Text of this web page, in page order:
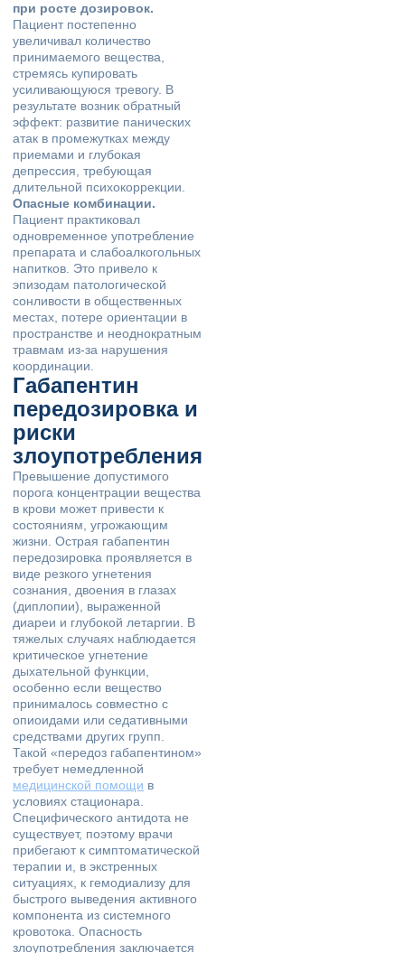
при росте дозировок.
Пациент постепенно
увеличивал количество
принимаемого вещества,
стремясь купировать
усиливающуюся тревогу. В
результате возник обратный
эффект: развитие панических
атак в промежутках между
приемами и глубокая
депрессия, требующая
длительной психокоррекции.
Опасные комбинации.
Пациент практиковал
одновременное употребление
препарата и слабоалкогольных
напитков. Это привело к
эпизодам патологической
сонливости в общественных
местах, потере ориентации в
пространстве и неоднократным
травмам из-за нарушения
координации.
Габапентин
передозировка и
риски
злоупотребления
Превышение допустимого
порога концентрации вещества
в крови может привести к
состояниям, угрожающим
жизни. Острая габапентин
передозировка проявляется в
виде резкого угнетения
сознания, двоения в глазах
(диплопии), выраженной
диареи и глубокой летаргии. В
тяжелых случаях наблюдается
критическое угнетение
дыхательной функции,
особенно если вещество
принималось совместно с
опиоидами или седативными
средствами других групп.
Такой «передоз габапентином»
требует немедленной
медицинской помощи в
условиях стационара.
Специфического антидота не
существует, поэтому врачи
прибегают к симптоматической
терапии и, в экстренных
ситуациях, к гемодиализу для
быстрого выведения активного
компонента из системного
кровотока. Опасность
злоупотребления заключается